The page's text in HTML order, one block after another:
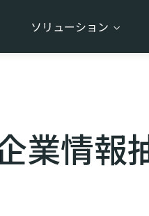
ソリューション
業情報